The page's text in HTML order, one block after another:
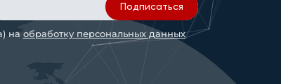
Подписаться
на обработку персональных данных